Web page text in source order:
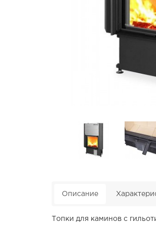
Описание
Топки для каминов с